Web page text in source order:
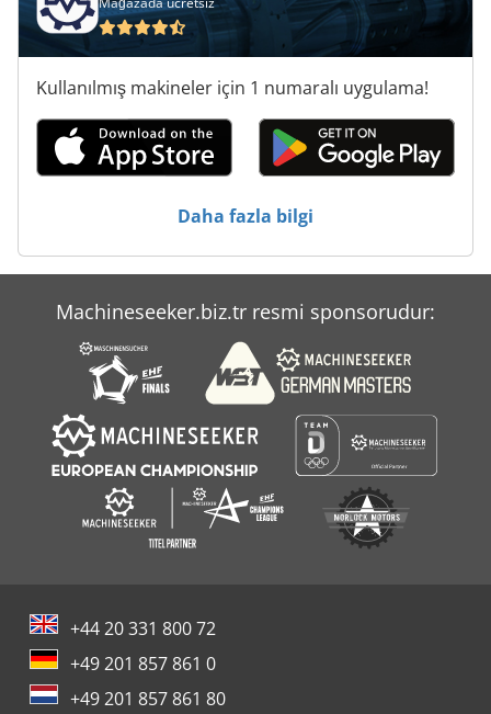
Kullanılmış makineler için 1 numaralı uygulama!
Daha fazla bilgi
Machineseeker.biz.tr resmi sponsorudur:
+44 20 331 800 72
+49 201 857 861 0
+49 201 857 861 80